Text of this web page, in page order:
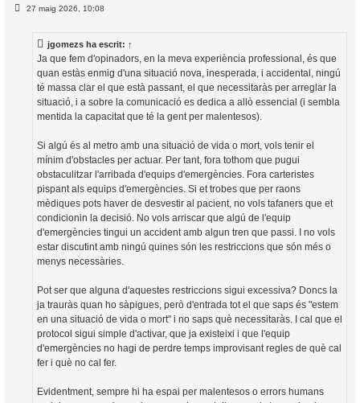
E27 maig 2026, 10:08
jgomezs ha escrit: ↑
Ja que fem d'opinadors, en la meva experiència professional, és que
quan estàs enmig d'una situació nova, inesperada, i accidental, ningú
té massa clar el que està passant, el que necessitaràs per arreglar la
situació, i a sobre la comunicació es dedica a allò essencial (i sembla
mentida la capacitat que té la gent per malentesos).
Si algú és al metro amb una situació de vida o mort, vols tenir el
mínim d'obstacles per actuar. Per tant, fora tothom que pugui
obstaculitzar l'arribada d'equips d'emergències. Fora carteristes
pispant als equips d'emergències. Si et trobes que per raons
mèdiques pots haver de desvestir al pacient, no vols tafaners que et
condicionin la decisió. No vols arriscar que algú de l'equip
d'emergències tingui un accident amb algun tren que passi. I no vols
estar discutint amb ningú quines són les restriccions que són més o
menys necessàries.
Pot ser que alguna d'aquestes restriccions sigui excessiva? Doncs la
ja trauràs quan ho sàpigues, però d'entrada tot el que saps és "estem
en una situació de vida o mort" i no saps què necessitaràs. I cal que el
protocol sigui simple d'activar, que ja existeixi i que l'equip
d'emergències no hagi de perdre temps improvisant regles de què cal
fer i què no cal fer.
Evidentment, sempre hi ha espai per malentesos o errors humans